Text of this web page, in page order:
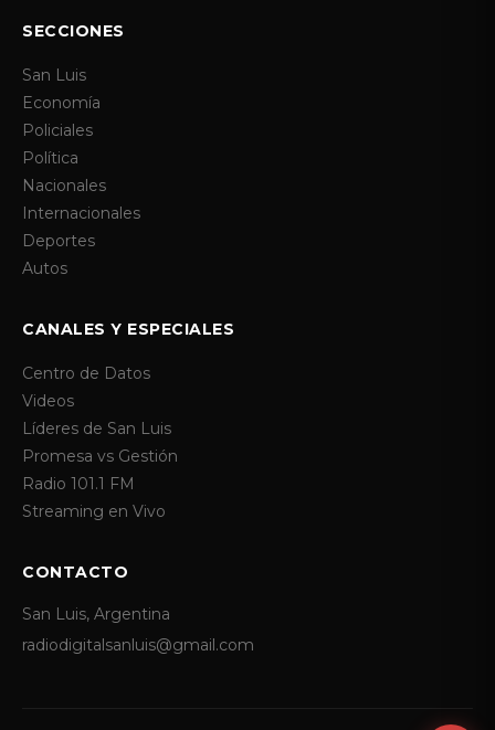
SECCIONES
San Luis
Economía
Policiales
Política
Nacionales
Internacionales
Deportes
Autos
CANALES Y ESPECIALES
Centro de Datos
Videos
Líderes de San Luis
Promesa vs Gestión
Radio 101.1 FM
Streaming en Vivo
CONTACTO
San Luis, Argentina
radiodigitalsanluis@gmail.com